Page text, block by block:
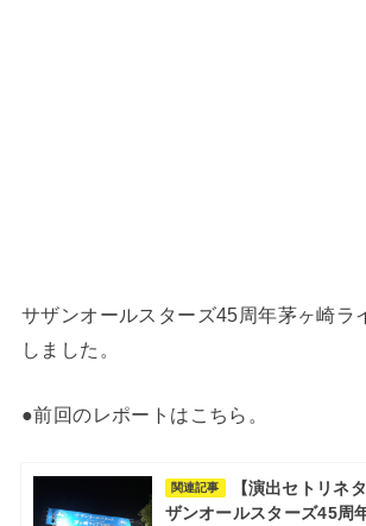
サザンオールスターズ45周年茅ヶ崎ラ
しました。
●前回のレポートはこちら。
関連記事
【演出セトリネ
ザンオールスターズ45周